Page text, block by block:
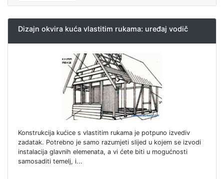
Dizajn okvira kuća vlastitim rukama: uređaj vodič
Konstrukcija kućice s vlastitim rukama je potpuno izvediv
zadatak. Potrebno je samo razumjeti slijed u kojem se izvodi
instalacija glavnih elemenata, a vi ćete biti u mogućnosti
samosaditi temelj, i...